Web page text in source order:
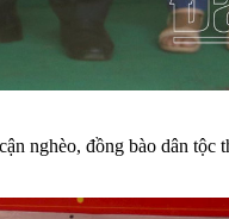
nghèo, đồng bào dân tộc